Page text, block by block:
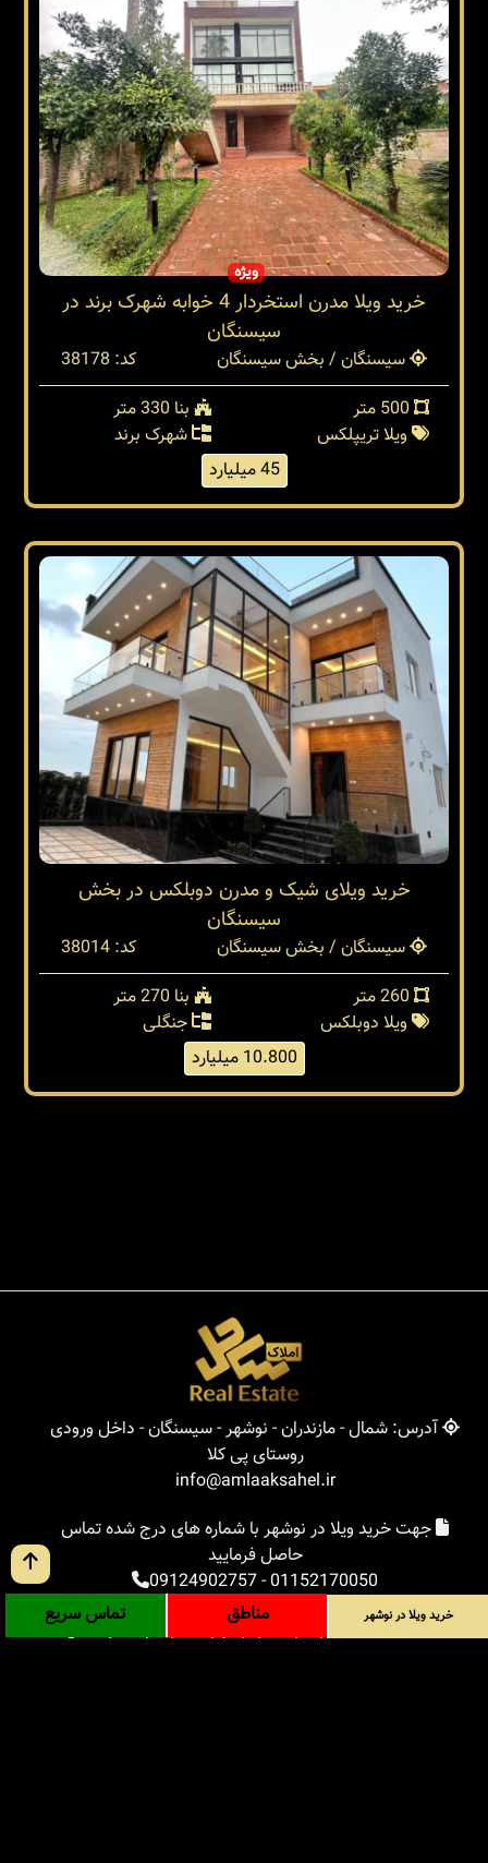
ویژه
خرید ویلا مدرن استخردار 4 خوابه شهرک برند در
سیسنگان
سیسنگان / بخش سیسنگان
کد: 38178
بنا 330 متر
ویلا تریپلکس
شهرک برند
45 میلیارد
خرید ویلای شیک و مدرن دوبلکس در بخش
سیسنگان
سیسنگان / بخش سیسنگان
کد: 38014
بنا 270 متر
ویلا دوبلکس
جنگلی
10.800 میلیارد
آدرس: شمال - مازندران - نوشهر - سیسنگان - داخل ورودی
روستای پی کلا
info@amlaaksahel.ir
جهت خرید ویلا در نوشهر با شماره های درج شده تماس
حاصل فرمایید
01152170050
-
09124902757
املاک ساحل
خرید ویلا در نوشهر
خرید ویلا در شمال
خرید ویلا در نوشهر مناطق تماس سریع